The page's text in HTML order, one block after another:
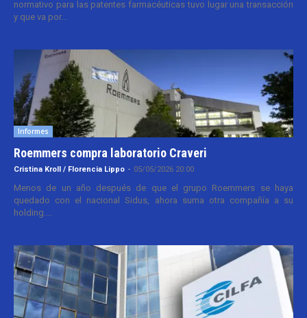
normativo para las patentes farmacéuticas tuvo lugar una transacción
y que va por...
Informes
Roemmers compra laboratorio Craveri
Cristina Kroll / Florencia Lippo - 05/05/2026 20:00
Menos de un año después de que el grupo Roemmers se haya
quedado con el nacional Sidus, ahora suma otra compañía a su
holding....